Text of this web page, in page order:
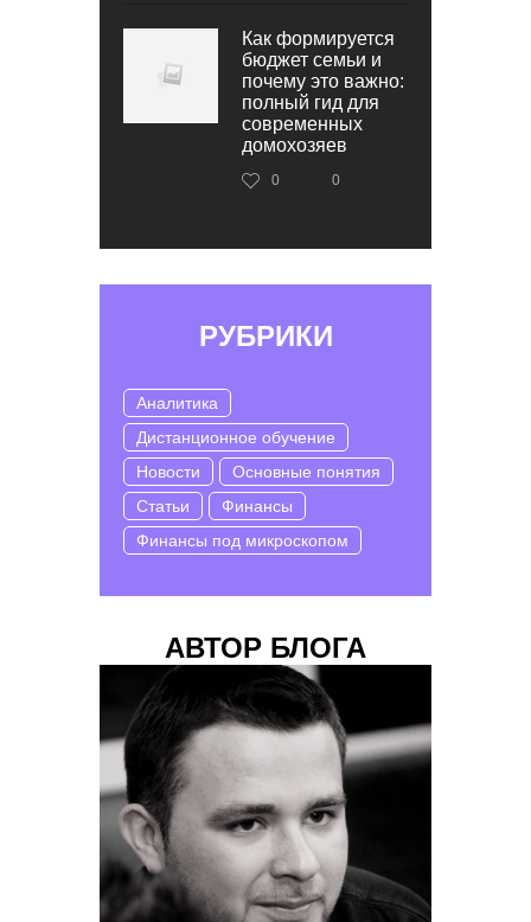
Как формируется
бюджет семьи и
почему это важно:
полный гид для
современных
домохозяев
0 0
РУБРИКИ
Аналитика
Дистанционное обучение
Новости
Основные понятия
Статьи
Финансы
Финансы под микроскопом
АВТОР БЛОГА